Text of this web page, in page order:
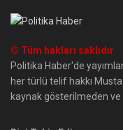
© Tüm hakları saklıdır
Politika Haber'de
her türlü telif hakkı
kaynak gösterilmeden ve